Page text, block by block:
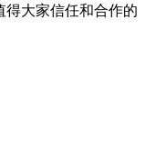
得大家信任和合作的